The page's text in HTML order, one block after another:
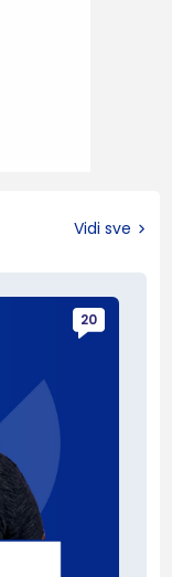
Vidi sve
20